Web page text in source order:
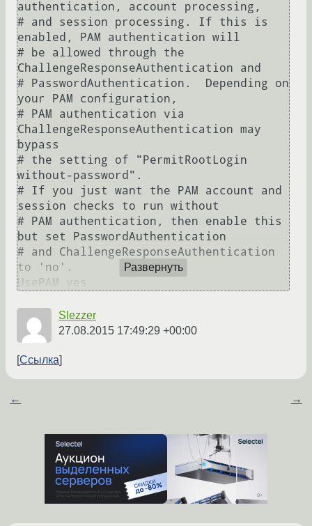
authentication, account processing,
# and session processing. If this is
enabled, PAM authentication will
# be allowed through the
ChallengeResponseAuthentication and
# PasswordAuthentication.  Depending on
your PAM configuration,
# PAM authentication via
ChallengeResponseAuthentication may
bypass
# the setting of "PermitRootLogin
without-password".
# If you just want the PAM account and
session checks to run without
# PAM authentication, then enable this
but set PasswordAuthentication
# and ChallengeResponseAuthentication
to 'no'.
Развернуть
Slezzer
27.08.2015 17:49:29 +00:00
Ссылка
← →